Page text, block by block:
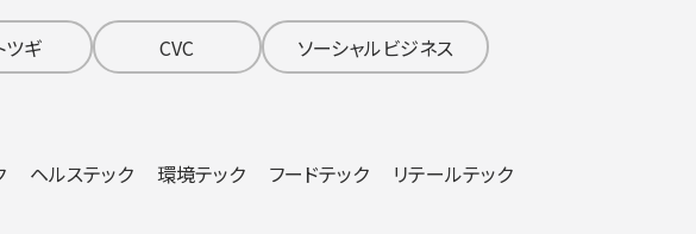
ツギ CVC
ソーシャルビジネス
ヘルステック 環境テック フードテック
リテールテック